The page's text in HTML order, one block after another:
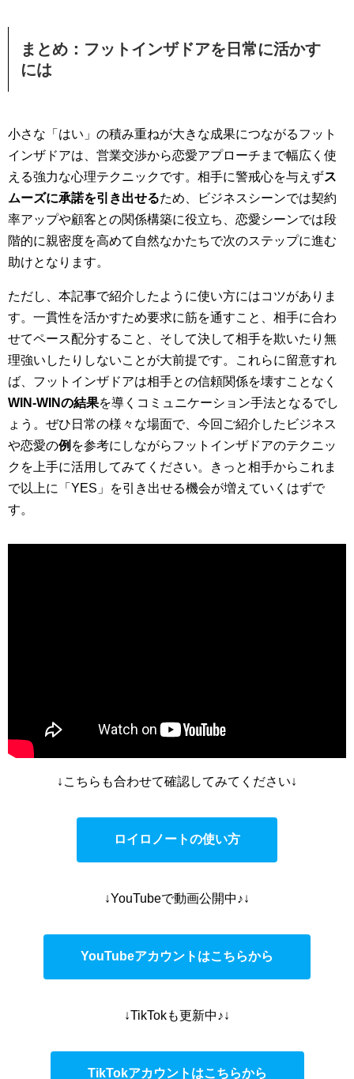
まとめ：フットインザドアを日常に活かす
には
小さな「はい」の積み重ねが大きな成果につながるフット
インザドアは、営業交渉から恋愛アプローチまで幅広く使
える強力な心理テクニックです。相手に警戒心を与えずス
ムーズに承諾を引き出せるため、ビジネスシーンでは契約
率アップや顧客との関係構築に役立ち、恋愛シーンでは段
階的に親密度を高めて自然なかたちで次のステップに進む
助けとなります。
ただし、本記事で紹介したように使い方にはコツがありま
す。一貫性を活かすため要求に筋を通すこと、相手に合わ
せてペース配分すること、そして決して相手を欺いたり無
理強いしたりしないことが大前提です。これらに留意すれ
ば、フットインザドアは相手との信頼関係を壊すことなく
WIN-WINの結果を導くコミュニケーション手法となるでし
ょう。ぜひ日常の様々な場面で、今回ご紹介したビジネス
や恋愛の例 を参考にしながらフットインザドアのテクニッ
クを上手に活用してみてください。きっと相手からこれま
で以上に「YES」を引き出せる機会が増えていくはずで
す。
↓こちらも合わせて確認してみてください↓
ロイロノートの使い方
↓YouTubeで動画公開中♪↓
YouTubeアカウントはこちらから
↓TikTokも更新中♪↓
TikTokアカウントはこちらから